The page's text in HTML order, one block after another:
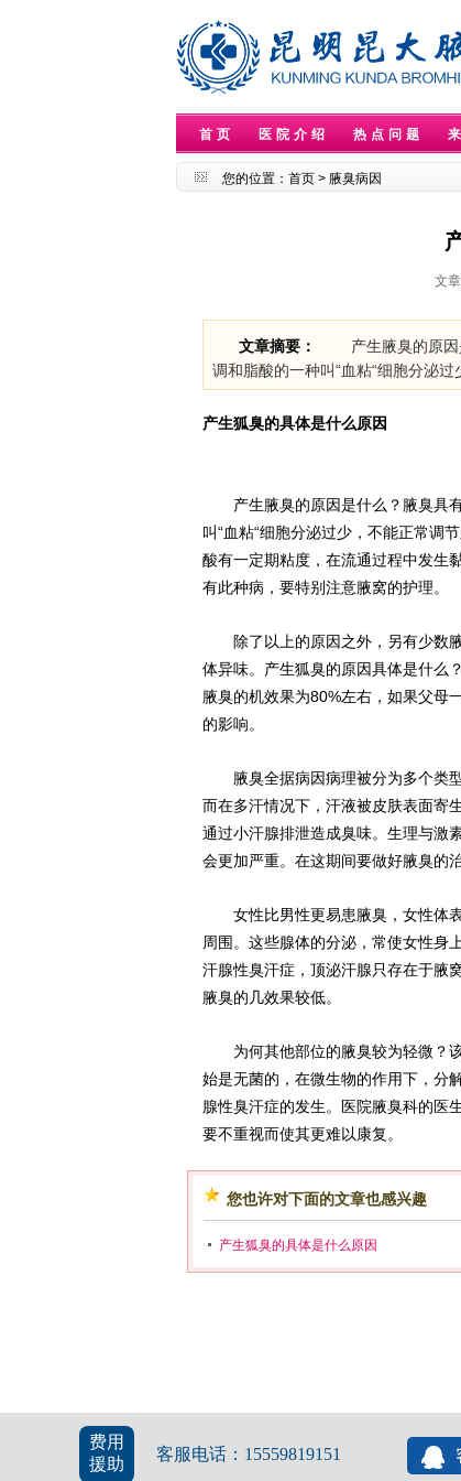
费用
援助
客服电话：15559819151
首页 医院介绍 热点问题
您的位置： 首页 > 腋臭病因
文
文章摘要：
产生腋臭的原因是
调和脂酸的一种叫“血粘“细胞分泌
产生狐臭的具体是什么原因
产生腋臭的原因是什么？腋臭具有
叫“血粘“细胞分泌过少，不能正常调
酸有一定期粘度，在流通过程中发生
有此种病，要特别注意腋窝的护理。
除了以上的原因之外，另有少数腋
体异味。产生狐臭的原因具体是什么
腋臭的机效果为80%左右，如果父母
的影响。
腋臭全据病因病理被分为多个类型
而在多汗情况下，汗液被皮肤表面寄
通过小汗腺排泄造成臭味。生理与激
会更加严重。在这期间要做好腋臭的
女性比男性更易患腋臭，女性体表
周围。这些腺体的分泌，常使女性身
汗腺性臭汗症，顶泌汗腺只存在于腋
腋臭的几效果较低。
为何其他部位的腋臭较为轻微？该
始是无菌的，在微生物的作用下，分
腺性臭汗症的发生。医院腋臭科的医
要不重视而使其更难以康复。
您也许对下面的文章也感兴趣
产生狐臭的具体是什么原因